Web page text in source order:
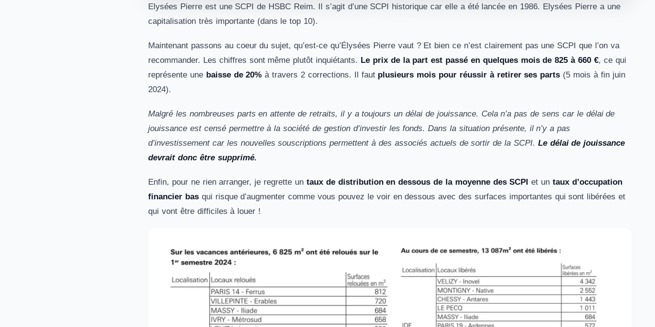
Elysées Pierre est une SCPI de HSBC Reim. Il s’agit d’une SCPI historique car elle a été lancée en 1986. Elysées Pierre a une
capitalisation très importante (dans le top 10).
Maintenant passons au coeur du sujet, qu’est-ce qu’Élysées Pierre vaut ? Et bien ce n’est clairement pas une SCPI que l’on va
recommander. Les chiffres sont même plutôt inquiétants. Le prix de la part est passé en quelques mois de 825 à 660 €, ce qui
représente une baisse de 20% à travers 2 corrections. Il faut plusieurs mois pour réussir à retirer ses parts (5 mois à fin juin
2024).
Malgré les nombreuses parts en attente de retraits, il y a toujours un délai de jouissance. Cela n’a pas de sens car le délai de
jouissance est censé permettre à la société de gestion d’investir les fonds. Dans la situation présente, il n’y a pas
d’investissement car les nouvelles souscriptions permettent à des associés actuels de sortir de la SCPI. Le délai de jouissance
devrait donc être supprimé.
Enfin, pour ne rien arranger, je regrette un taux de distribution en dessous de la moyenne des SCPI et untaux d’occupation
financier basqui risque d’augmenter comme vous pouvez le voir en dessous avec des surfaces importantes qui sont libérées et
qui vont être difficiles à louer !